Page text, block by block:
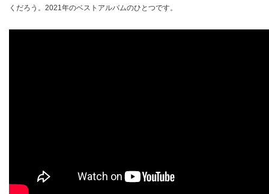
くだろう。2021年のベストアルバムのひとつです。